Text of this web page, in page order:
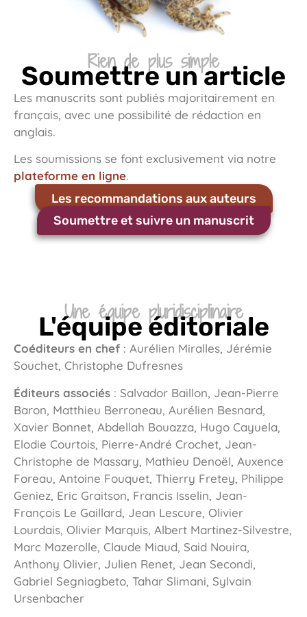
Rien de plus simple
Soumettre un article
Les manuscrits sont publiés majoritairement en
français, avec une possibilité de rédaction en
anglais.
Les soumissions se font exclusivement via notre
plateforme en ligne.
Les recommandations aux auteurs
Soumettre et suivre un manuscrit
Une équipe pluridisciplinaire
L'équipe éditoriale
Coéditeurs en chef: Aurélien Miralles, Jérémie
Souchet, Christophe Dufresnes
Éditeurs associés : Salvador Baillon, Jean-Pierre
Baron, Matthieu Berroneau, Aurélien Besnard,
Xavier Bonnet, Abdellah Bouazza, Hugo Cayuela,
Elodie Courtois, Pierre-André Crochet, Jean-
Christophe de Massary, Mathieu Denoël, Auxence
Foreau, Antoine Fouquet, Thierry Fretey, Philippe
Geniez, Eric Graitson, Francis Isselin, Jean-
François Le Gaillard, Jean Lescure, Olivier
Lourdais, Olivier Marquis, Albert Martinez-Silvestre,
Marc Mazerolle, Claude Miaud, Said Nouira,
Anthony Olivier, Julien Renet, Jean Secondi,
Gabriel Segniagbeto, Tahar Slimani, Sylvain
Ursenbacher